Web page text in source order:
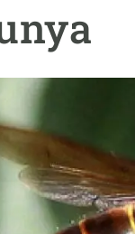
Funcionament
Observació de
Temes
Synthesis